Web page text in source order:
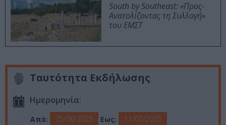
South by Southeast: «Προς-
Ανατολίζοντας τη Συλλογή»
του ΕΜΣΤ
Ταυτότητα Εκδήλωσης
Ημερομηνία:
Από: 25/06/2025 Εως:
11/07/2025